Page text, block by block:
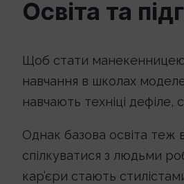
Освіта та
Щоб стати манекенницею,
навчання в школах
навчають техніці дефіле,
Однак базова освіта теж
спілкуватися з людьми
кар’єри стають